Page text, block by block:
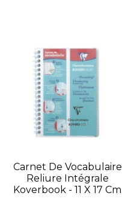
Carnet De Vocabulaire
Reliure Intégrale
Koverbook - 11 X 17 Cm